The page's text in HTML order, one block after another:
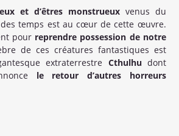
et d’êtres monstrueux venus du
temps est au cœur de cette œuvre.
pour reprendre possession de notre
de ces créatures fantastiques est
extraterrestre Cthulhu dont
le retour d’autres horreurs